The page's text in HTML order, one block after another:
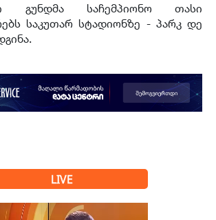
გუნდმა საჩემპიონო თასი
საკუთარ სტადიონზე - პარკ დე
LIVE